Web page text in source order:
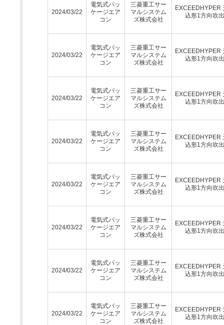
2024/03/22
電気式パッ
ケージエア
コン
三菱重工サー
マルシステム
ズ株式会社
EXCEEDHYPER
込形1方向吹
2024/03/22
電気式パッ
ケージエア
コン
三菱重工サー
マルシステム
ズ株式会社
EXCEEDHYPER
込形1方向吹
2024/03/22
電気式パッ
ケージエア
コン
三菱重工サー
マルシステム
ズ株式会社
EXCEEDHYPER
込形1方向吹
2024/03/22
電気式パッ
ケージエア
コン
三菱重工サー
マルシステム
ズ株式会社
EXCEEDHYPER
込形1方向吹
2024/03/22
電気式パッ
ケージエア
コン
三菱重工サー
マルシステム
ズ株式会社
EXCEEDHYPER
込形1方向吹
2024/03/22
電気式パッ
ケージエア
コン
三菱重工サー
マルシステム
ズ株式会社
EXCEEDHYPER
込形1方向吹
2024/03/22
電気式パッ
ケージエア
コン
三菱重工サー
マルシステム
ズ株式会社
EXCEEDHYPER
込形1方向吹
2024/03/22
電気式パッ
ケージエア
コン
三菱重工サー
マルシステム
ズ株式会社
EXCEEDHYPER
込形1方向吹